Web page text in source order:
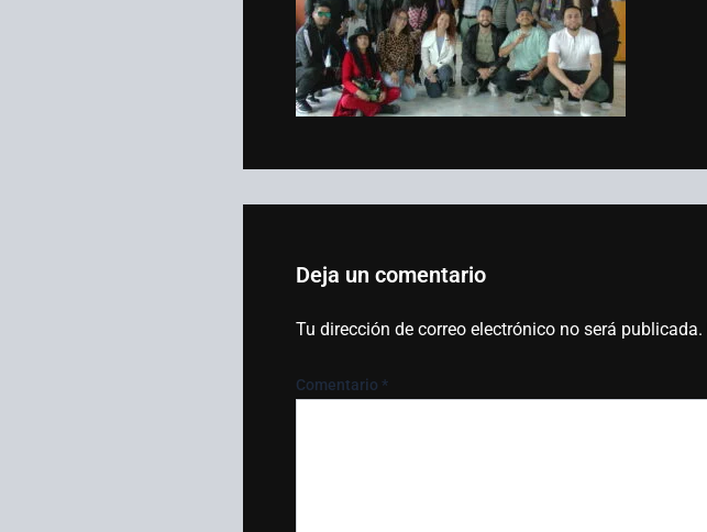
Deja un comentario
Tu dirección de correo electrónico no será publicada.
Comentario *